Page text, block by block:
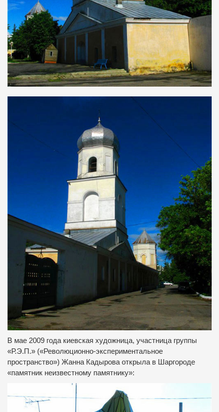
В мае 2009 года киевская художница, участница группы
«Р.Э.П.» («Революционно-экспериментальное
пространство») Жанна Кадырова открыла в Шаргороде
«памятник неизвестному памятнику»: